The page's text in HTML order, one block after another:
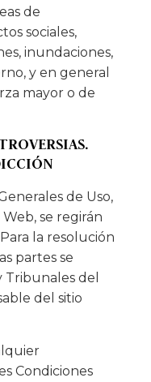
de
sociales,
inundaciones,
y en general
mayor o de
de Uso,
se regirán
la resolución
partes se
Tribunales del
del sitio
Condiciones